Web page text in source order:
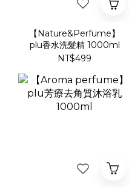
【Nature&Perfume】
plu香水洗髮精 1000ml
NT$499